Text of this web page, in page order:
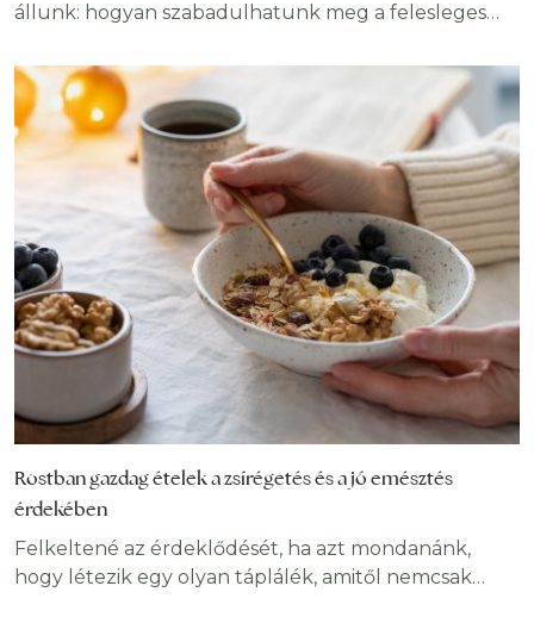
állunk: hogyan szabadulhatunk meg a felesleges
elviselhetetlenségig éheztetnénk magunkat? Mi
ismerünk egy eredményes megoldást, ez pedig a
ketogén diéta. Az alábbiakban egy olyan egyre
nagyobb népszerűségnek örvendő fogyókúrás
módszerről lesz szó, amely alatt bátran
fogyaszthatunk bacont, tepertőt, házi kolbászt és
olajos magvakat is.
Rostban gazdag ételek a zsírégetés és a jó emésztés
érdekében
Felkeltené az érdeklődését, ha azt mondanánk,
hogy létezik egy olyan táplálék, amitől nemcsak